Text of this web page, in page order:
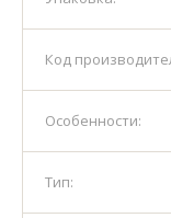
Код
Особенности:
Тип: